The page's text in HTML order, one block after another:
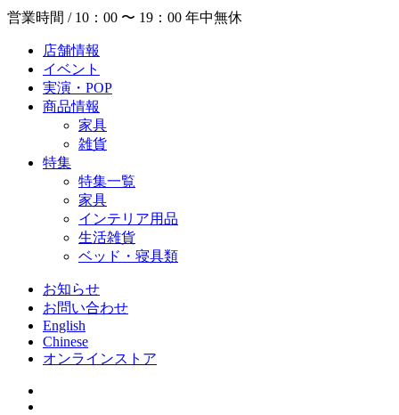
営業時間 / 10：00 〜 19：00 年中無休
店舗情報
イベント
実演・POP
商品情報
家具
雑貨
特集
特集一覧
家具
インテリア用品
生活雑貨
ベッド・寝具類
お知らせ
お問い合わせ
English
Chinese
オンラインストア